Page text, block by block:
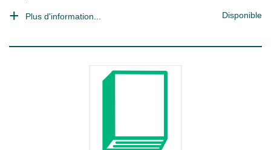
Plus d'information... Disponible